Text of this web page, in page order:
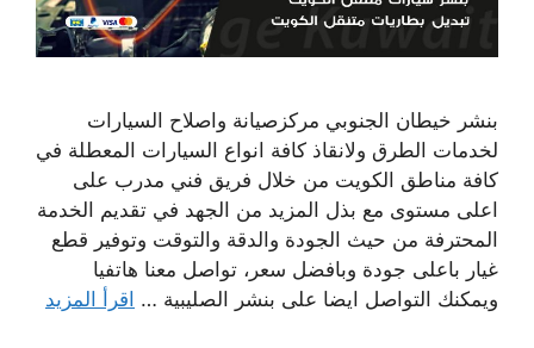
بنشر خيطان الجنوبي مركزصيانة واصلاح السيارات
لخدمات الطرق ولانقاذ كافة انواع السيارات المعطلة في
كافة مناطق الكويت من خلال فريق فني مدرب على
اعلى مستوى مع بذل المزيد من الجهد في تقديم الخدمة
المحترفة من حيث الجودة والدقة والتوقت وتوفير قطع
غيار باعلى جودة وبافضل سعر، تواصل معنا هاتفيا
ويمكنك التواصل ايضا على بنشر الصليبية … اقرأ المزيد